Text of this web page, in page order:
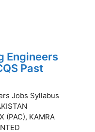
Engineers
Past
Jobs Syllabus
(PAC), KAMRA